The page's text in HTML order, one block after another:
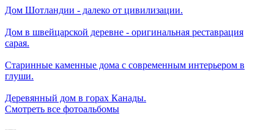
Дом Шотландии - далеко от цивилизации.
Дом в швейцарской деревне - оригинальная реставрация
сарая.
Старинные каменные дома с современным интерьером в
глуши.
Деревянный дом в горах Канады.
Смотреть все фотоальбомы